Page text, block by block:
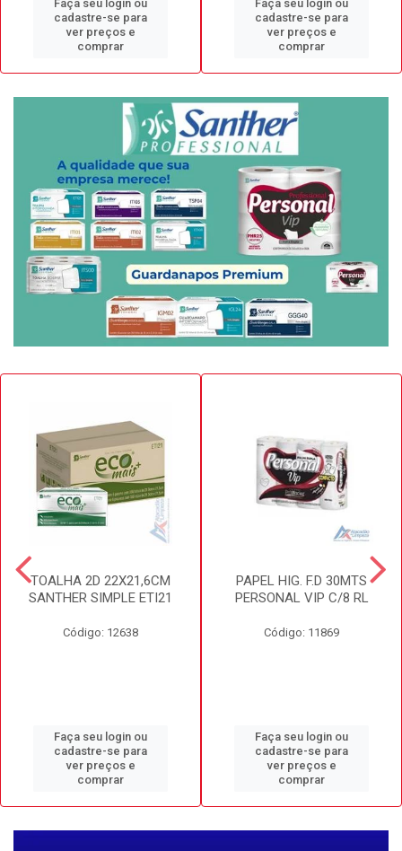
Faça seu login ou
cadastre-se para
ver preços e
comprar
Faça seu login ou
cadastre-se para
ver preços e
comprar
TOALHA 2D 22X21,6CM
SANTHER SIMPLE ETI21
Código: 12638
Faça seu login ou
cadastre-se para
ver preços e
comprar
PAPEL HIG. F.D 30MTS
PERSONAL VIP C/8 RL
Código: 11869
Faça seu login ou
cadastre-se para
ver preços e
comprar